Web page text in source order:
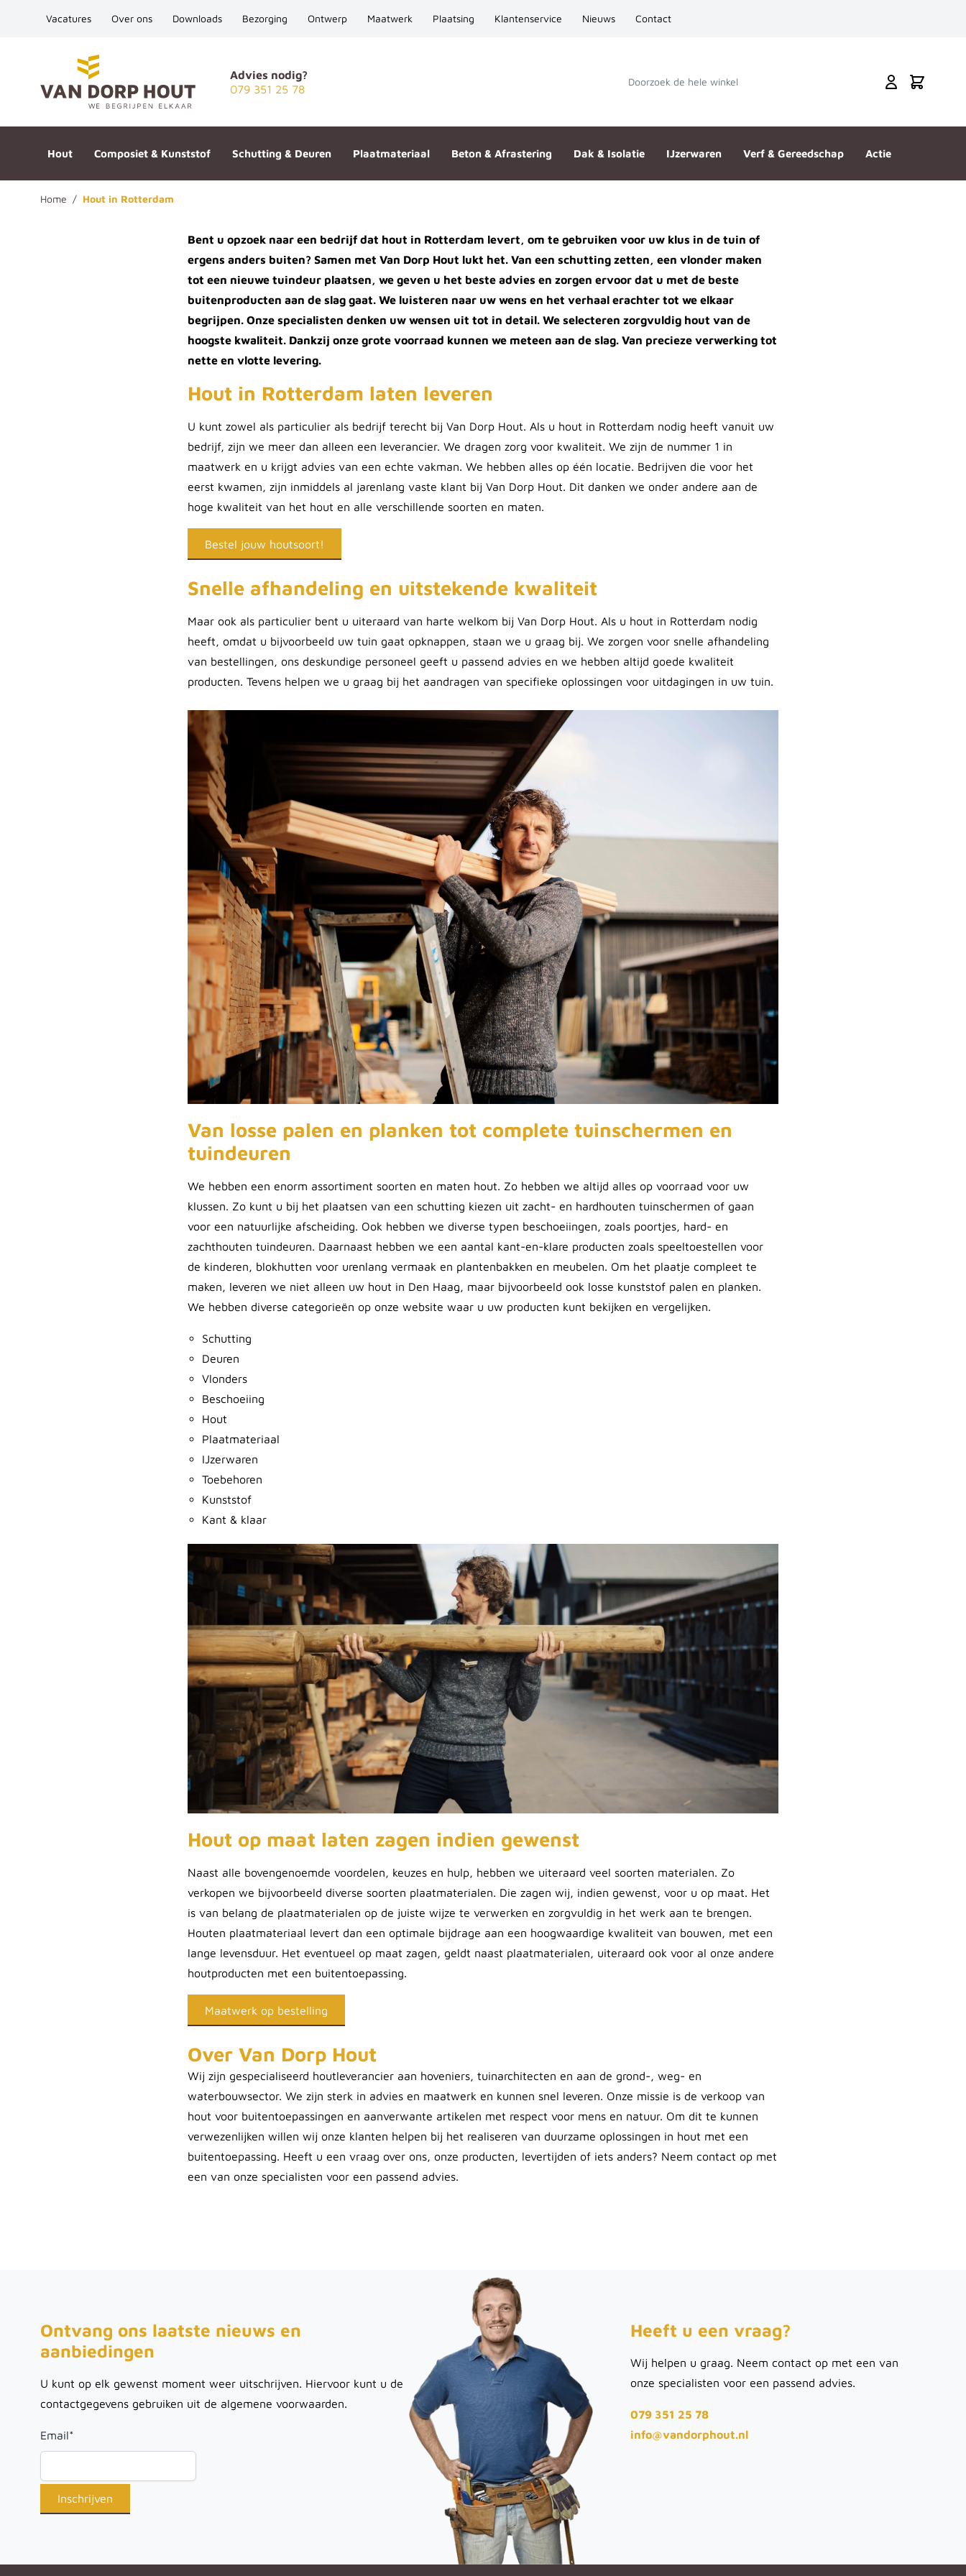
Vacatures Over ons Downloads Bezorging Ontwerp Maatwerk Plaatsing Klantenservice Nieuws Contact
Advies nodig?
079 351 25 78
Doorzoek de hele winkel Cart
Hout Composiet & Kunststof Schutting & Deuren Plaatmateriaal Beton & Afrastering Dak & Isolatie IJzerwaren Verf & Gereedschap Actie
Home / Hout in Rotterdam
Bent u opzoek naar een bedrijf dat hout in Rotterdam levert, om te gebruiken voor uw klus in de tuin of
ergens anders buiten? Samen met Van Dorp Hout lukt het. Van een schutting zetten, een vlonder maken
tot een nieuwe tuindeur plaatsen, we geven u het beste advies en zorgen ervoor dat u met de beste
buitenproducten aan de slag gaat. We luisteren naar uw wens en het verhaal erachter tot we elkaar
begrijpen. Onze specialisten denken uw wensen uit tot in detail. We selecteren zorgvuldig hout van de
hoogste kwaliteit. Dankzij onze grote voorraad kunnen we meteen aan de slag. Van precieze verwerking tot
nette en vlotte levering.
Hout in Rotterdam laten leveren
U kunt zowel als particulier als bedrijf terecht bij Van Dorp Hout. Als u hout in Rotterdam nodig heeft vanuit uw
bedrijf, zijn we meer dan alleen een leverancier. We dragen zorg voor kwaliteit. We zijn de nummer 1 in
maatwerk en u krijgt advies van een echte vakman. We hebben alles op één locatie. Bedrijven die voor het
eerst kwamen, zijn inmiddels al jarenlang vaste klant bij Van Dorp Hout. Dit danken we onder andere aan de
hoge kwaliteit van het hout en alle verschillende soorten en maten.
Bestel jouw houtsoort!
Snelle afhandeling en uitstekende kwaliteit
Maar ook als particulier bent u uiteraard van harte welkom bij Van Dorp Hout. Als u hout in Rotterdam nodig
heeft, omdat u bijvoorbeeld uw tuin gaat opknappen, staan we u graag bij. We zorgen voor snelle afhandeling
van bestellingen, ons deskundige personeel geeft u passend advies en we hebben altijd goede kwaliteit
producten. Tevens helpen we u graag bij het aandragen van specifieke oplossingen voor uitdagingen in uw tuin.
Van losse palen en planken tot complete tuinschermen en
tuindeuren
We hebben een enorm assortiment soorten en maten hout. Zo hebben we altijd alles op voorraad voor uw
klussen. Zo kunt u bij het plaatsen van een schutting kiezen uit zacht- en hardhouten tuinschermen of gaan
voor een natuurlijke afscheiding. Ook hebben we diverse typen beschoeiingen, zoals poortjes, hard- en
zachthouten tuindeuren. Daarnaast hebben we een aantal kant-en-klare producten zoals speeltoestellen voor
de kinderen, blokhutten voor urenlang vermaak en plantenbakken en meubelen. Om het plaatje compleet te
maken, leveren we niet alleen uw hout in Den Haag, maar bijvoorbeeld ook losse kunststof palen en planken.
We hebben diverse categorieën op onze website waar u uw producten kunt bekijken en vergelijken.
Schutting
Deuren
Vlonders
Beschoeiing
Hout
Plaatmateriaal
IJzerwaren
Toebehoren
Kunststof
Kant & klaar
Hout op maat laten zagen indien gewenst
Naast alle bovengenoemde voordelen, keuzes en hulp, hebben we uiteraard veel soorten materialen. Zo
verkopen we bijvoorbeeld diverse soorten plaatmaterialen. Die zagen wij, indien gewenst, voor u op maat. Het
is van belang de plaatmaterialen op de juiste wijze te verwerken en zorgvuldig in het werk aan te brengen.
Houten plaatmateriaal levert dan een optimale bijdrage aan een hoogwaardige kwaliteit van bouwen, met een
lange levensduur. Het eventueel op maat zagen, geldt naast plaatmaterialen, uiteraard ook voor al onze andere
houtproducten met een buitentoepassing.
Maatwerk op bestelling
Over Van Dorp Hout
Wij zijn gespecialiseerd houtleverancier aan hoveniers, tuinarchitecten en aan de grond-, weg- en
waterbouwsector. We zijn sterk in advies en maatwerk en kunnen snel leveren. Onze missie is de verkoop van
hout voor buitentoepassingen en aanverwante artikelen met respect voor mens en natuur. Om dit te kunnen
verwezenlijken willen wij onze klanten helpen bij het realiseren van duurzame oplossingen in hout met een
buitentoepassing. Heeft u een vraag over ons, onze producten, levertijden of iets anders? Neem contact op met
een van onze specialisten voor een passend advies.
Ontvang ons laatste nieuws en
aanbiedingen
U kunt op elk gewenst moment weer uitschrijven. Hiervoor kunt u de
contactgegevens gebruiken uit de algemene voorwaarden.
Email*
Heeft u een vraag?
Wij helpen u graag. Neem contact op met een van
onze specialisten voor een passend advies.
079 351 25 78
info@vandorphout.nl